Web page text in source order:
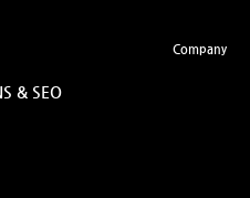
Company
& SEO